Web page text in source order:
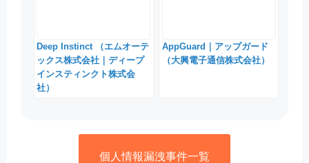
Deep Instinct （エムオーテ
ックス株式会社｜ディープ
インスティンクト株式会
社）
AppGuard｜アップガード
（大興電子通信株式会社）
個人情報漏洩事件一覧